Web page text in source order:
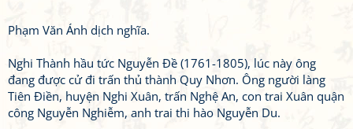
Phạm Văn Ánh dịch nghĩa.
Nghi Thành hầu tức Nguyễn Đề (1761-1805), lúc này ông
đang được cử đi trấn thủ thành Quy Nhơn. Ông người làng
Tiên Điền, huyện Nghi Xuân, trấn Nghệ An, con trai Xuân quận
công Nguyễn Nghiễm, anh trai thi hào Nguyễn Du.